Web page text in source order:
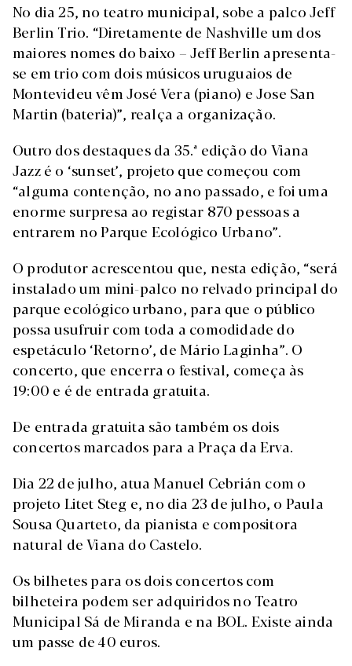
No dia 25, no teatro municipal, sobe a palco Jeff
Berlin Trio. “Diretamente de Nashville um dos
maiores nomes do baixo – Jeff Berlin apresenta-
se em trio com dois músicos uruguaios de
Montevideu vêm José Vera (piano) e Jose San
Martin (bateria)”, realça a organização.
Outro dos destaques da 35.ª edição do Viana
Jazz é o ‘sunset’, projeto que começou com
“alguma contenção, no ano passado, e foi uma
enorme surpresa ao registar 870 pessoas a
entrarem no Parque Ecológico Urbano”.
O produtor acrescentou que, nesta edição, “será
instalado um mini-palco no relvado principal do
parque ecológico urbano, para que o público
possa usufruir com toda a comodidade do
espetáculo ‘Retorno’, de Mário Laginha”. O
concerto, que encerra o festival, começa às
19:00 e é de entrada gratuita.
De entrada gratuita são também os dois
concertos marcados para a Praça da Erva.
Dia 22 de julho, atua Manuel Cebrián com o
projeto Litet Steg e, no dia 23 de julho, o Paula
Sousa Quarteto, da pianista e compositora
natural de Viana do Castelo.
Os bilhetes para os dois concertos com
bilheteira podem ser adquiridos no Teatro
Municipal Sá de Miranda e na BOL. Existe ainda
um passe de 40 euros.